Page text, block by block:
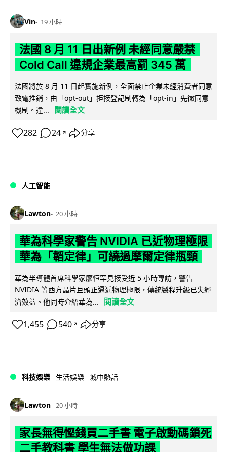
Vin 19 小時
法國 8 月 11 日出新例 未經同意嚴禁
Cold Call 違規企業最高罰 345 萬
法國將於 8 月 11 日起實施新例，全面禁止企業未經消費者同意
致電推銷，由「opt-out」拒接登記制轉為「opt-in」先徵同意
機制。違...
閱讀全文
282 24 ↗ 分享
人工智能
Lawton 20 小時
華為科學家警告 NVIDIA 已近物理極限
華為「韜定律」可繞過摩爾定律瓶頸
華為半導體首席科學家廖恒罕見接受近 5 小時專訪，警告
NVIDIA 等西方晶片巨頭正逼近物理極限，傳統製程升級已失經
濟效益。他同時介紹華為...
閱讀全文
1,455 540 ↗ 分享
科技娛樂 生活娛樂 城中熱話
Lawton 20 小時
家長無得慳錢買二手書 電子啟動碼鎖死
二手教科書 學生無法做功課